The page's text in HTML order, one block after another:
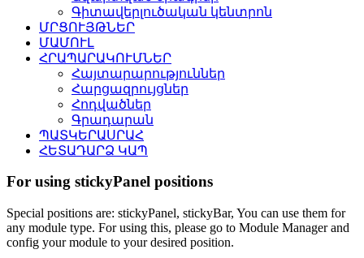
Գիտավերլուծական կենտրոն
ՄՐՑՈՒՅԹՆԵՐ
ՄԱՄՈՒԼ
ՀՐԱՊԱՐԱԿՈՒՄՆԵՐ
Հայտարարություններ
Հարցազրույցներ
Հոդվածներ
Գրադարան
ՊԱՏԿԵՐԱՍՐԱՀ
ՀԵՏԱԴԱՐՁ ԿԱՊ
For using stickyPanel positions
Special positions are: stickyPanel, stickyBar, You can use them for
any module type. For using this, please go to Module Manager and
config your module to your desired position.